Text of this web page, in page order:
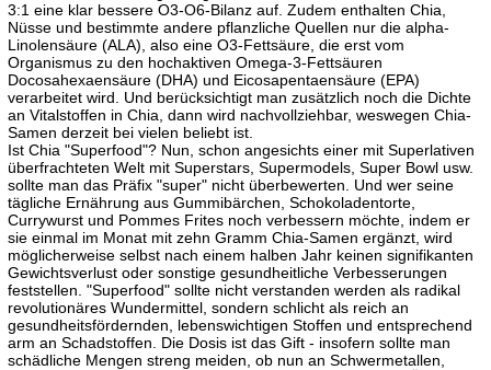
3:1 eine klar bessere O3-O6-Bilanz auf. Zudem enthalten Chia,
Nüsse und bestimmte andere pflanzliche Quellen nur die alpha-
Linolensäure (ALA), also eine O3-Fettsäure, die erst vom
Organismus zu den hochaktiven Omega-3-Fettsäuren
Docosahexaensäure (DHA) und Eicosapentaensäure (EPA)
verarbeitet wird. Und berücksichtigt man zusätzlich noch die Dichte
an Vitalstoffen in Chia, dann wird nachvollziehbar, weswegen Chia-
Samen derzeit bei vielen beliebt ist.
Ist Chia "Superfood"? Nun, schon angesichts einer mit Superlativen
überfrachteten Welt mit Superstars, Supermodels, Super Bowl usw.
sollte man das Präfix "super" nicht überbewerten. Und wer seine
tägliche Ernährung aus Gummibärchen, Schokoladentorte,
Currywurst und Pommes Frites noch verbessern möchte, indem er
sie einmal im Monat mit zehn Gramm Chia-Samen ergänzt, wird
möglicherweise selbst nach einem halben Jahr keinen signifikanten
Gewichtsverlust oder sonstige gesundheitliche Verbesserungen
feststellen. "Superfood" sollte nicht verstanden werden als radikal
revolutionäres Wundermittel, sondern schlicht als reich an
gesundheitsfördernden, lebenswichtigen Stoffen und entsprechend
arm an Schadstoffen. Die Dosis ist das Gift - insofern sollte man
schädliche Mengen streng meiden, ob nun an Schwermetallen,